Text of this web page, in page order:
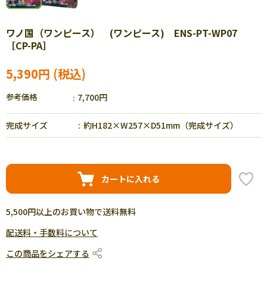
ワノ国（ワンピース） (ワンピース) ENS-PT-WP07
［CP-PA］
5,390円
参考価格 7,700円
完成サイズ 約H182×W257×D51mm（完成サイズ）
カートに入れる
5,500円以上のお買い物で送料無料
配送料・手数料について
この商品をシェアする